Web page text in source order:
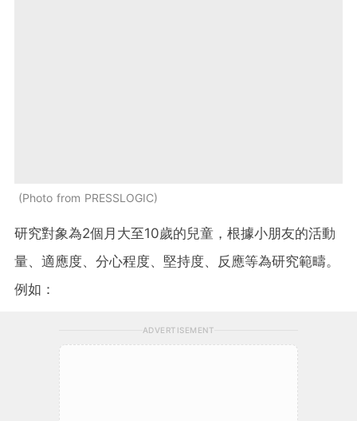
Photo from PRESSLOGIC
研究對象為2個月大至10歲的兒童，根據小朋友的活動
量、適應度、分心程度、堅持度、反應等為研究範疇。
例如：
ADVERTISEMENT